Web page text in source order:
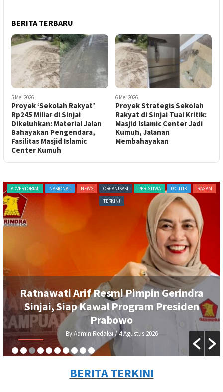
BERITA TERBARU
5 Mei 2026
Proyek ‘Sekolah Rakyat’
Rp245 Miliar di Sinjai
Dikeluhkan: Material Jalan
Bahayakan Pengendara,
Fasilitas Masjid Islamic
Center Kumuh
6 Mei 2026
Proyek Strategis Sekolah
Rakyat di Sinjai Tuai Kritik:
Masjid Islamic Center Jadi
Kumuh, Jalanan
Membahayakan
ADVERTORIAL NASIONAL NEWS ORGANISASI PERISTIWA POLITIK
RAGAM
TERKINI
Ratnawati Arif Resmi Pimpin Gerindra
Sinjai, Siap Kawal Program Presiden
Prabowo
By Admin Redaksi / 4 Agustus 2026
BERITA TERKINI